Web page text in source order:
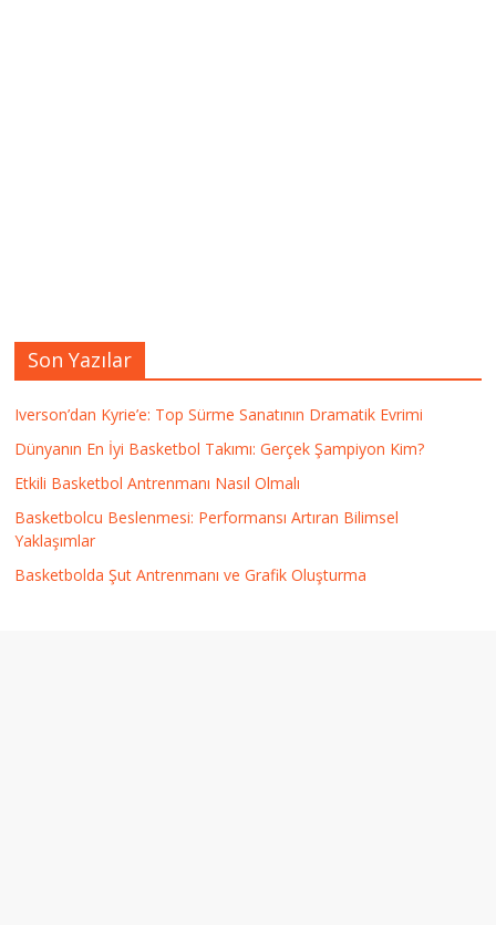
Son Yazılar
Iverson’dan Kyrie’e: Top Sürme Sanatının Dramatik Evrimi
Dünyanın En İyi Basketbol Takımı: Gerçek Şampiyon Kim?
Etkili Basketbol Antrenmanı Nasıl Olmalı
Basketbolcu Beslenmesi: Performansı Artıran Bilimsel
Yaklaşımlar
Basketbolda Şut Antrenmanı ve Grafik Oluşturma